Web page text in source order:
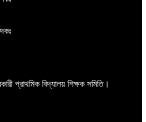
প্রাথমিক বিদ্যালয় শিক্ষক সমিতি।